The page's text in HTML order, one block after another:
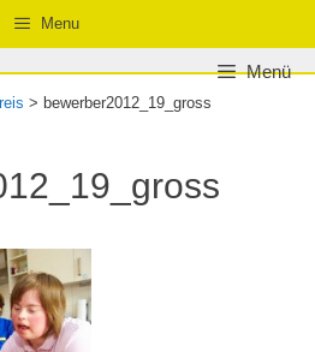
Menu
Menü
> bewerber2012_19_gross